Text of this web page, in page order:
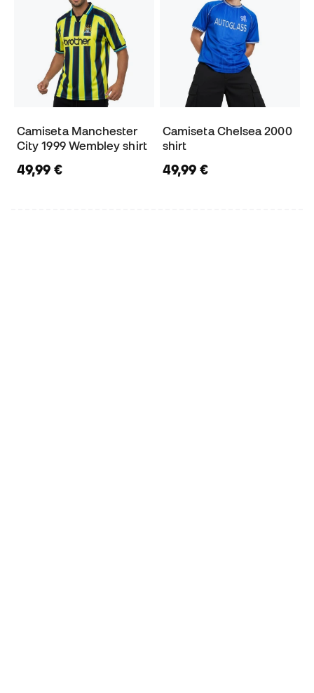
Camiseta Manchester
City 1999 Wembley shirt
49,99 €
Camiseta Chelsea 2000
shirt
49,99 €